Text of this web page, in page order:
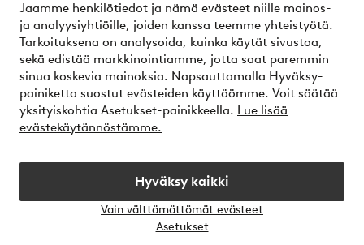
Jaamme henkilötiedot ja nämä evästeet niille mainos-
ja analyysiyhtiöille, joiden kanssa teemme yhteistyötä.
Tarkoituksena on analysoida, kuinka käytät sivustoa,
sekä edistää markkinointiamme, jotta saat paremmin
sinua koskevia mainoksia. Napsauttamalla Hyväksy-
painiketta suostut evästeiden käyttöömme. Voit säätää
yksityiskohtia Asetukset-painikkeella. Lue lisää
evästekäytännöstämme.
Hyväksy kaikki
Vain välttämättömät evästeet
Asetukset
Turvalliset maksut – maksa nyt tai erissä
Haluatko tietää lisää maksuvaihtoehdoistamme?
elpy